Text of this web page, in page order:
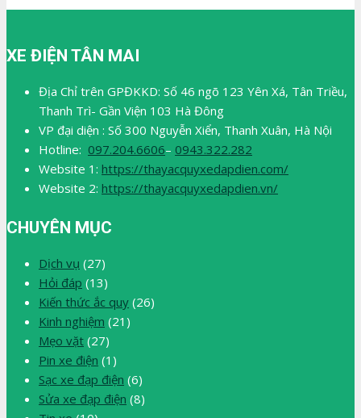
XE ĐIỆN TÂN MAI
Địa Chỉ trên GPĐKKD: Số 46 ngõ 123 Yên Xá, Tân Triều,
Thanh Trì- Gần Viện 103 Hà Đông
VP đại diện : Số 300 Nguyễn Xiển, Thanh Xuân, Hà Nội
Hotline: 097.204.6606– 0943.322.282
Website 1: https://thayacquyxedapdien.com/
Website 2: https://thayacquyxedapdien.vn/
CHUYÊN MỤC
Dịch vụ (27)
Hỏi đáp (13)
Kiến thức ắc quy (26)
Kinh nghiệm (21)
Mẹo vặt (27)
Pin xe điện (1)
Sạc xe đạp điện (6)
Sửa xe đạp điện (8)